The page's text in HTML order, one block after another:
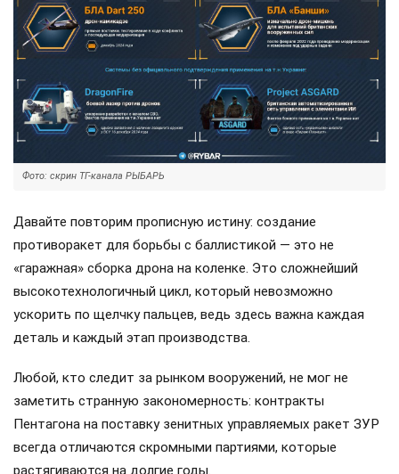
Фото: скрин ТГ-канала РЫБАРЬ
Давайте повторим прописную истину: создание
противоракет для борьбы с баллистикой — это не
«гаражная» сборка дрона на коленке. Это сложнейший
высокотехнологичный цикл, который невозможно
ускорить по щелчку пальцев, ведь здесь важна каждая
деталь и каждый этап производства.
Любой, кто следит за рынком вооружений, не мог не
заметить странную закономерность: контракты
Пентагона на поставку зенитных управляемых ракет ЗУР
всегда отличаются скромными партиями, которые
растягиваются на долгие годы.